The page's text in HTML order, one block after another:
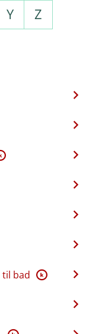
Y Z
til bad K